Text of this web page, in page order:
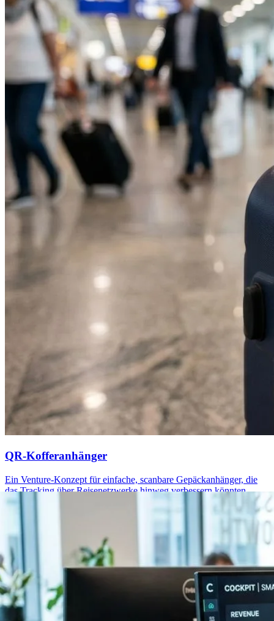
QR-Kofferanhänger
Ein Venture-Konzept für einfache, scanbare Gepäckanhänger, die
das Tracking über Reisenetzwerke hinweg verbessern könnten.